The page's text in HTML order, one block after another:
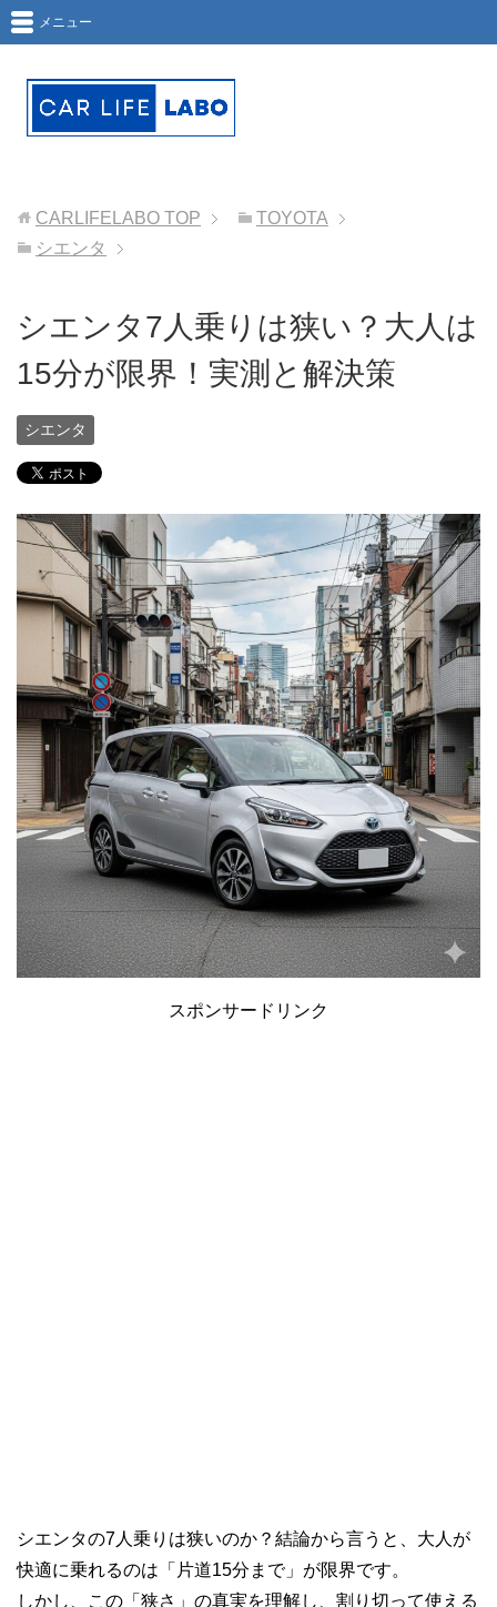
メニュー
CARLIFELABO TOP
TOYOTA
シエンタ
シエンタ7人乗りは狭い？大人は
15分が限界！実測と解決策
シエンタ
スポンサードリンク
シエンタの7人乗りは狭いのか？結論から言うと、大人が
快適に乗れるのは「片道15分まで」が限界です。
しかし、この「狭さ」の真実を理解し、割り切って使える